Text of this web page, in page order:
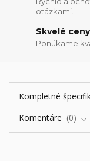
otázkami.
Skvelé ceny
Ponúkame
Kompletné
Komentáre
0